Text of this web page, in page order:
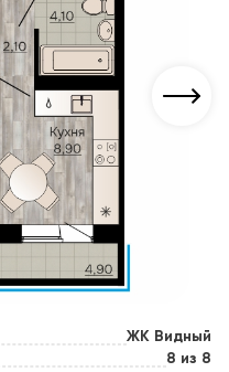
ЖК Видный
8 из 8